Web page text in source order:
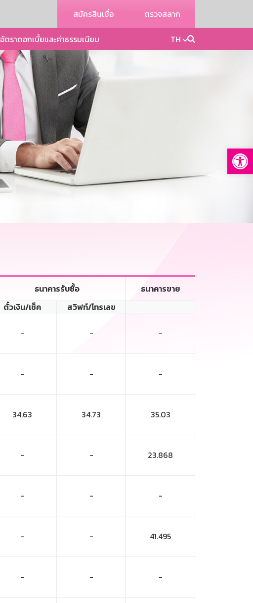
สมัครสินเชื่อ ตรวจสลาก
อัตราดอกเบี้ยและค่าธรรมเนียม TH
ธนาคารรับซื้อ
ธนาคารขาย
ตั๋วเงิน/เช็ค สวิฟท์/โทรเลข
- - -
- - -
34.63 34.73 35.03
- - 23.868
- - -
- - 41.495
- - -